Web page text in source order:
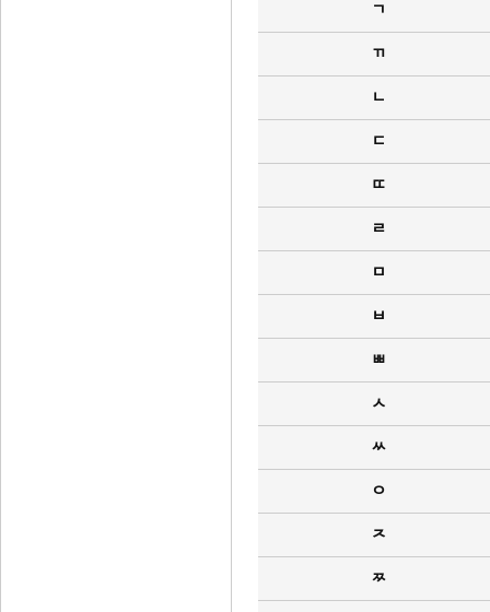
ㄱ
ㄲ
ㄴ
ㄷ
ㄸ
ㄹ
ㅁ
ㅂ
ㅃ
ㅅ
ㅆ
ㅇ
ㅈ
ㅉ